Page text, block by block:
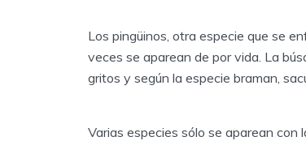
Los pingüinos, otra especie que se
veces se aparean de por vida. La
gritos y según la especie braman,
Varias especies sólo se aparean con